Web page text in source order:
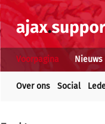
Voorpagina Nieuws
Over ons Social